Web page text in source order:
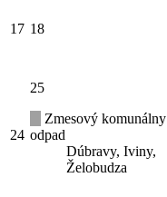
17 18
24
25
Zmesový komunálny
odpad
Dúbravy, Iviny,
Želobudza